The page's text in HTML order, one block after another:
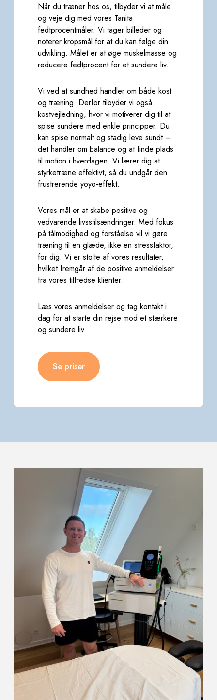
Når du træner hos os, tilbyder vi at måle
og veje dig med vores Tanita
fedtprocentmåler. Vi tager billeder og
noterer kropsmål for at du kan følge din
udvikling. Målet er at øge muskelmasse og
reducere fedtprocent for et sundere liv.
Vi ved at sundhed handler om både kost
og træning. Derfor tilbyder vi også
kostvejledning, hvor vi motiverer dig til at
spise sundere med enkle principper. Du
kan spise normalt og stadig leve sundt –
dethandler om balance og at finde plads
til motion i hverdagen. Vi lærer dig at
styrketræne effektivt, så du undgår den
frustrerende yoyo-effekt.
Vores mål er at skabe positive og
vedvarende livsstilsændringer. Med fokus
på tålmodighed og forståelse vil vi gøre
træning til en glæde, ikke en stressfaktor,
for dig. Vi er stolte af vores resultater,
hvilket fremgår afde positive anmeldelser
fra vores tilfredse klienter.
Læs vores anmeldelser og tag kontakt i
dag for at starte din rejse mod et stærkere
og sundere liv.
Se priser